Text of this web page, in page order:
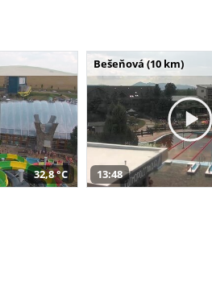
32,8 °C
Bešeňová (10 km)
13:48